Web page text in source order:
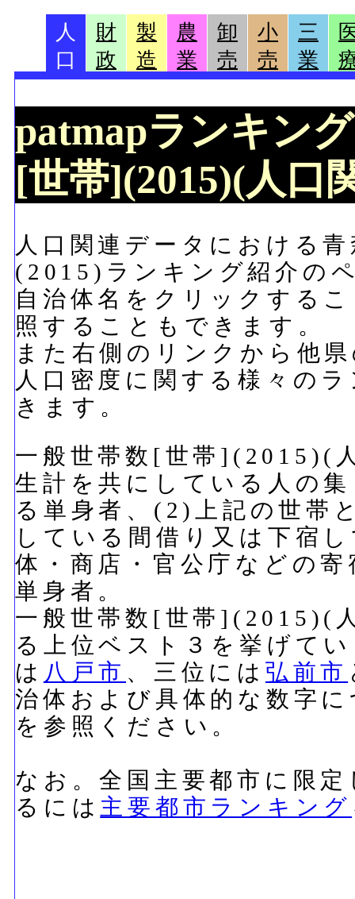
人
口
財
政
製
造
農
業
卸
売
小
売
三
業
patmapランキン
[世帯](2015)(人口
人口関連データにおける
(2015)ランキング紹介の
自治体名をクリックする
照することもできます。
また右側のリンクから他
人口密度に関する様々の
きます。
一般世帯数[世帯](2015)(
生計を共にしている人の
る単身者、(2)上記の世帯
している間借り又は下宿
体・商店・官公庁などの
単身者。
一般世帯数[世帯](2015)(
る上位ベスト３を挙げて
は 八戸市 、三位には 弘前市
治体および具体的な数字
を参照ください。
なお。全国主要都市に限
るには 主要都市ランキング